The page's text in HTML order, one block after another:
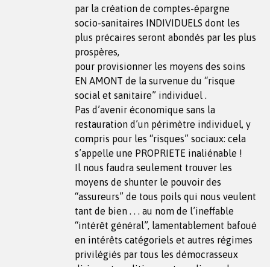
par la création de comptes-épargne
socio-sanitaires INDIVIDUELS dont les
plus précaires seront abondés par les plus
prospères,
pour provisionner les moyens des soins
EN AMONT de la survenue du “risque
social et sanitaire” individuel .
Pas d’avenir économique sans la
restauration d’un périmètre individuel, y
compris pour les “risques” sociaux: cela
s’appelle une PROPRIETE inaliénable !
Il nous faudra seulement trouver les
moyens de shunter le pouvoir des
“assureurs” de tous poils qui nous veulent
tant de bien . . . au nom de l’ineffable
“intérêt général”, lamentablement bafoué
en intérêts catégoriels et autres régimes
privilégiés par tous les démocrasseux